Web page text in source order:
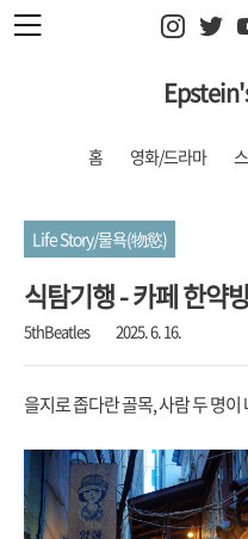
본문 바로가기
홈 영화/드라마
Life Story/물욕(物慾)
식탐기행 - 카페 한약
5thBeatles 2025. 6. 16.
을지로 좁다란 골목, 사람 두 명